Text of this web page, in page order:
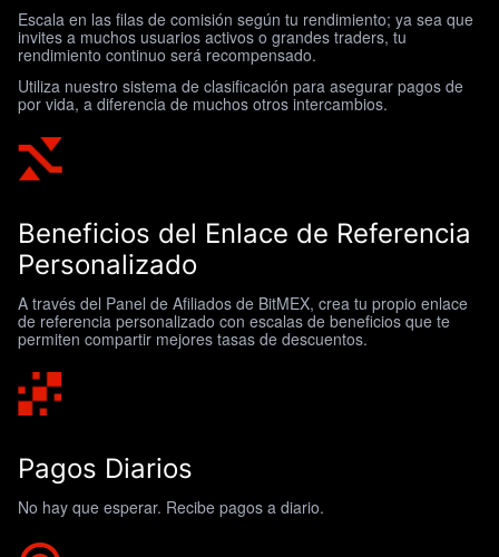
Escala en las filas de comisión según tu rendimiento; ya sea que
invites a muchos usuarios activos o grandes traders, tu
rendimiento continuo será recompensado.
Utiliza nuestro sistema de clasificación para asegurar pagos de
por vida, a diferencia de muchos otros intercambios.
Beneficios del Enlace de Referencia
Personalizado
A través del Panel de Afiliados de BitMEX, crea tu propio enlace
de referencia personalizado con escalas de beneficios que te
permiten compartir mejores tasas de descuentos.
Pagos Diarios
No hay que esperar. Recibe pagos a diario.